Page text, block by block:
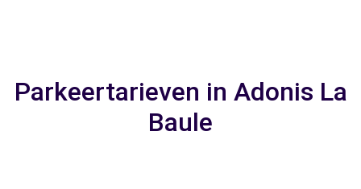
Parkeertarieven in Adonis La
Baule